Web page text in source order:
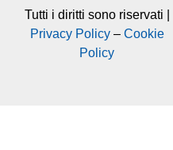
Tutti i diritti sono riservati |
Privacy Policy– Cookie
Policy